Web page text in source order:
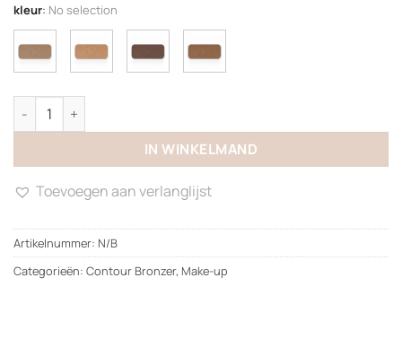
kleur: No selection
Contour Bronzer aantal
IN WINKELMAND
Toevoegen aan verlanglijst
Artikelnummer: N/B
Categorieën: Contour Bronzer, Make-up